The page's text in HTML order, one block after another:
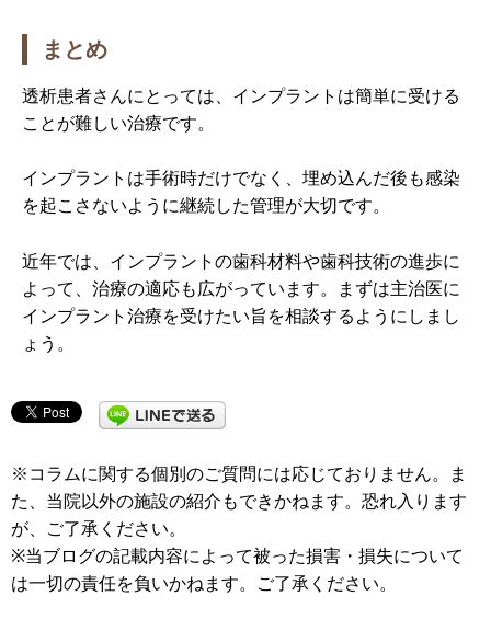
まとめ
透析患者さんにとっては、インプラントは簡単に受ける
ことが難しい治療です。
インプラントは手術時だけでなく、埋め込んだ後も感染
を起こさないように継続した管理が大切です。
近年では、インプラントの歯科材料や歯科技術の進歩に
よって、治療の適応も広がっています。まずは主治医に
インプラント治療を受けたい旨を相談するようにしまし
ょう。
※コラムに関する個別のご質問には応じておりません。ま
た、当院以外の施設の紹介もできかねます。恐れ入ります
が、ご了承ください。
※当ブログの記載内容によって被った損害・損失について
は一切の責任を負いかねます。ご了承ください。